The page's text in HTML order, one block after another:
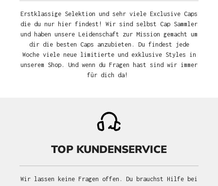
Erstklassige Selektion und sehr viele Exclusive Caps
die du nur hier findest! Wir sind selbst Cap Sammler
und haben unsere Leidenschaft zur Mission gemacht um
dir die besten Caps anzubieten. Du findest jede
Woche viele neue limitierte und exklusive Styles in
unserem Shop. Und wenn du Fragen hast sind wir immer
für dich da!
TOP KUNDENSERVICE
Wir lassen keine Fragen offen. Du brauchst Hilfe bei